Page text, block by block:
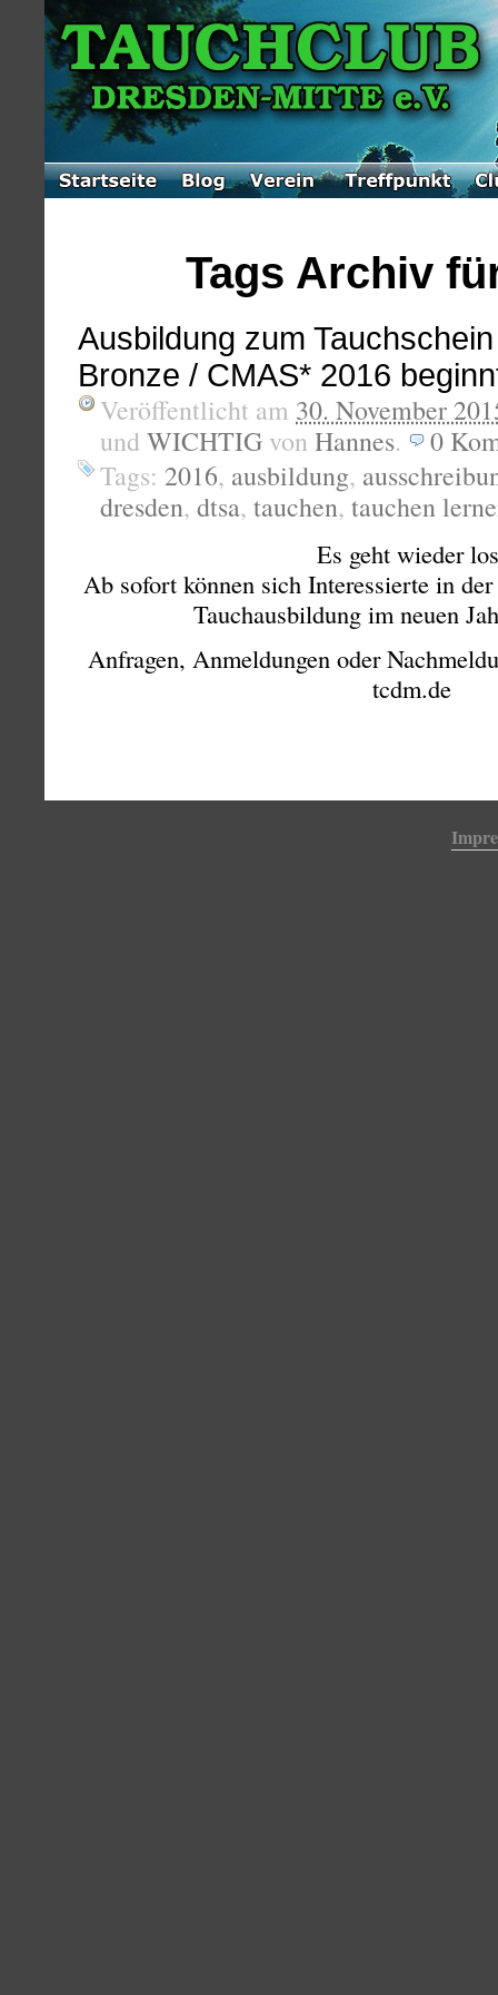
Tags Archiv
Ausbildung zum
Bronze / CMAS* 2016
Veröffentlicht am 30. November
und WICHTIG von Hannes. 0
Tags: 2016, ausbildung,
dresden, dtsa, tauchen, tauchen
Es geht wieder
Ab sofort können sich Interessierte in
Tauchausbildung im neuen
Anfragen, Anmeldungen oder
tcdm.de